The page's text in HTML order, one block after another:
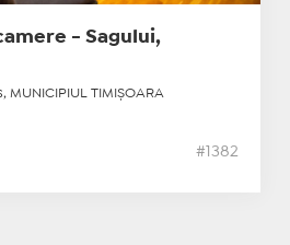
- Sagului,
MUNICIPIUL TIMIŞOARA
#1382